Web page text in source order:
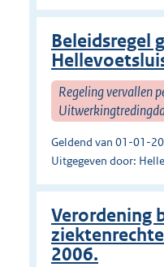
Beleidsregel
Regeling vervallen
Geldend van 01-01-
Uitgegeven door:
Verordening
2006.